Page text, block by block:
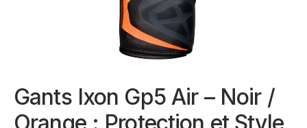
Gants Ixon Gp5 Air – Noir /